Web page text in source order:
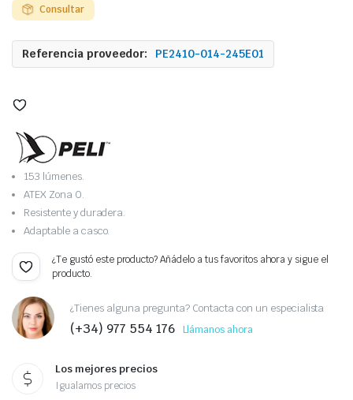
Consultar
Referencia proveedor: PE2410-014-245E01
153 lúmenes.
ATEX Zona 0.
Resistente y duradera.
Adaptable a casco.
¿Te gustó este producto? Añádelo a tus favoritos ahora y sigue el
producto.
¿Tienes alguna pregunta? Contacta con un especialista
(+34) 977 554 176 Llámanos ahora
Los mejores precios
Igualamos precios